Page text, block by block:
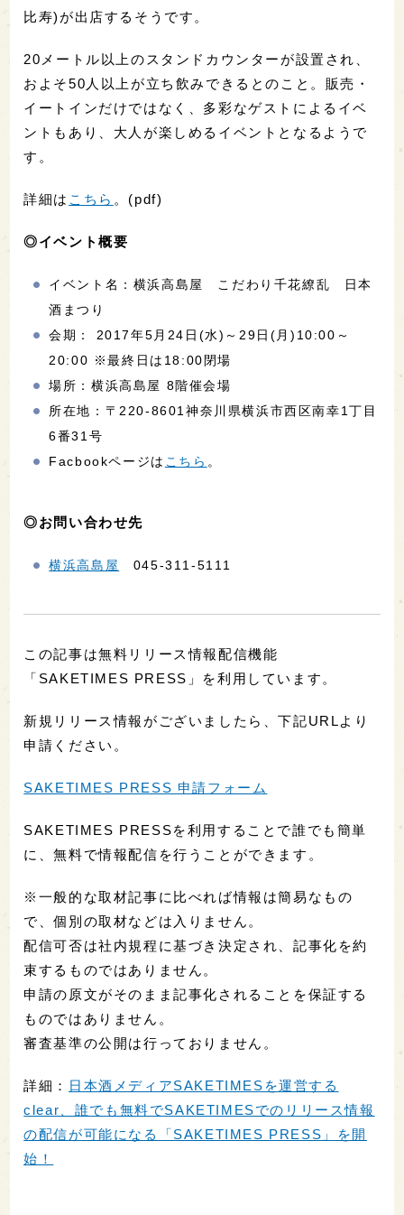
比寿)が出店するそうです。
20メートル以上のスタンドカウンターが設置され、
およそ50人以上が立ち飲みできるとのこと。販売・
イートインだけではなく、多彩なゲストによるイベ
ントもあり、大人が楽しめるイベントとなるようで
す。
詳細は こちら 。(pdf)
◎イベント概要
イベント名：横浜高島屋 こだわり千花繚乱 日本
酒まつり
会期： 2017年5月24日(水)～29日(月)10:00～
20:00 ※最終日は18:00閉場
場所：横浜高島屋 8階催会場
所在地：〒220-8601神奈川県横浜市西区南幸1丁目
6番31号
Facbookページは こちら 。
◎お問い合わせ先
横浜高島屋 045-311-5111
この記事は無料リリース情報配信機能
「SAKETIMES PRESS」を利用しています。
新規リリース情報がございましたら、下記URLより
申請ください。
SAKETIMES PRESS 申請フォーム
SAKETIMES PRESSを利用することで誰でも簡単
に、無料で情報配信を行うことができます。
※一般的な取材記事に比べれば情報は簡易なもの
で、個別の取材などは入りません。
配信可否は社内規程に基づき決定され、記事化を約
束するものではありません。
申請の原文がそのまま記事化されることを保証する
ものではありません。
審査基準の公開は行っておりません。
詳細： 日本酒メディアSAKETIMESを運営する
clear、誰でも無料でSAKETIMESでのリリース情報
の配信が可能になる「SAKETIMES PRESS」を開
始！